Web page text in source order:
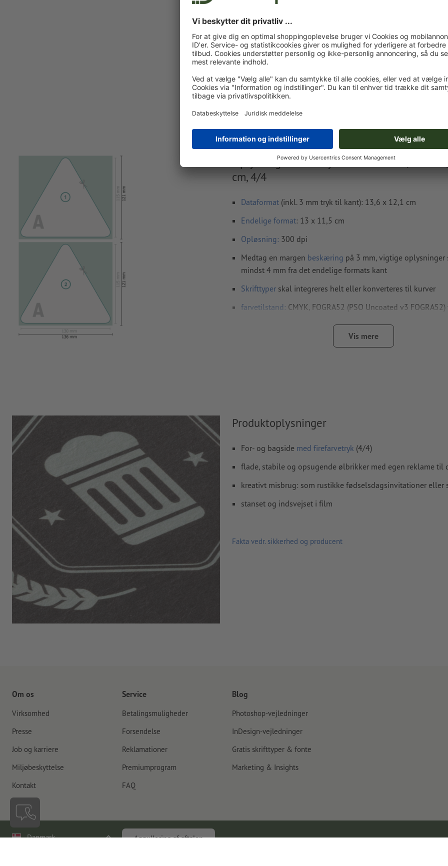
kr. 155,02 kr.
Leveres ca.:
fre. d. 21. aug. - tir. d. 25. aug.
Oplysninger vedr. trykfiler Ølbrikker,
cm, 4/4
Dataformat (inkl. 3 mm tryk til kant): 13,6 x 12,1 cm
Endelige format: 13 x 11,5 cm
Opløsning: 300 dpi
Medtag en margen beskæring på 3 mm, vigtige
mindst 4 mm fra det endelige formats kant
Skrifttyper skal integreres helt eller konverteres til kurver
farvetilstand: CMYK, FOGRA52 (PSO Uncoated v3
sorte designelementer: skal oprettes som monokrom sort
Magenta 0 %, Yellow 0 %, Key 100 %) for at undgå
Hvordan opretter jeg udskriftsdata korrekt?
Vis mere
Produktoplysninger
For- og bagside med firefarvetryk (4/4)
flade, stabile og opsugende ølbrikker med egen reklame til
kreativt misbrug: som rustikke fødselsdagsinvitationer eller
stanset og indsvejset i film
Fakta vedr. sikkerhed og producent
Om os
Virksomhed
Presse
Job og karriere
Miljøbeskyttelse
Kontakt
Service
Betalingsmuligheder
Forsendelse
Reklamationer
Premiumprogram
FAQ
Blog
Photoshop-vejledninger
InDesign-vejledninger
Gratis skrifttyper & fonte
Marketing & Insights
Danmark Annullering af aftalen